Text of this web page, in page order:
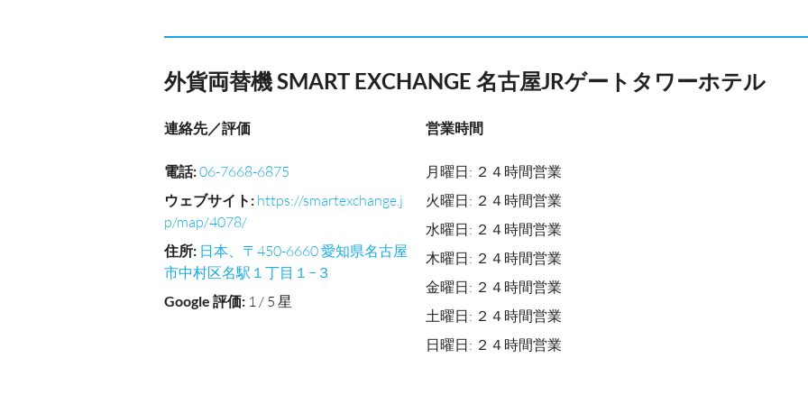
外貨両替機 SMART EXCHANGE 名古屋JRゲートタワーホテル
連絡先／評価
電話:06-7668-6875
ウェブサイト : https://smartexchange.j
p/map/4078/
住所: 日本、〒450-6660 愛知県名古屋
市中村区名駅１丁目１−３
Google 評価: 1 / 5 星
営業時間
月曜日: ２４時間営業
火曜日: ２４時間営業
水曜日: ２４時間営業
木曜日: ２４時間営業
金曜日: ２４時間営業
土曜日: ２４時間営業
日曜日: ２４時間営業